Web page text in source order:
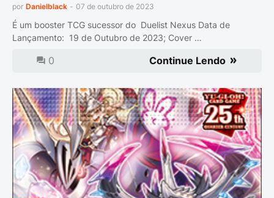
por Danielblack - 07 de outubro de 2023
É um booster TCG sucessor do Duelist Nexus Data de
Lançamento: 19 de Outubro de 2023; Cover …
0 Continue Lendo